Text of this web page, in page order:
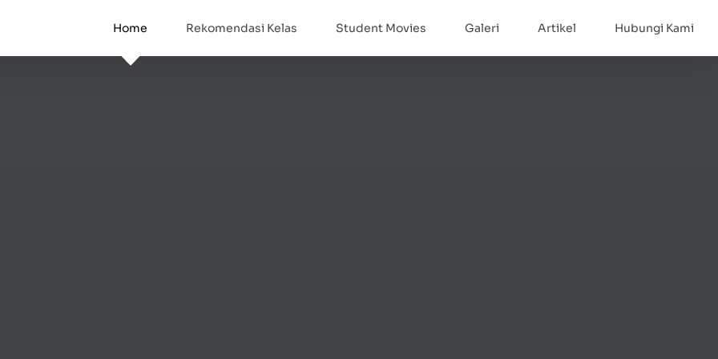
Home Rekomendasi Kelas Student Movies Galeri Artikel Hubungi Kami